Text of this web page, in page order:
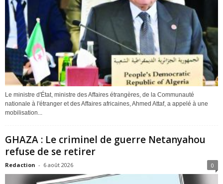
Le ministre d'État, ministre des Affaires étrangères, de la Communauté
nationale à l'étranger et des Affaires africaines, Ahmed Attaf, a appelé à une
mobilisation...
GHAZA : Le criminel de guerre Netanyahou
refuse de se retirer
Redaction - 6 août 2026 0